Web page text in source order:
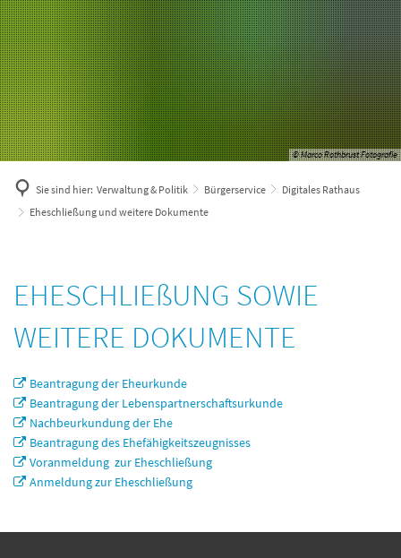
© Marco Rothbrust Fotografie
Sie sind hier: Verwaltung & Politik Bürgerservice
Digitales Rathaus
Eheschließung und weitere Dokumente
Eheschließung
und
weitere
Dokumente
EHESCHLIEßUNG SOWIE
WEITERE DOKUMENTE
Beantragung der Eheurkunde
Beantragung der Lebenspartnerschaftsurkunde
Nachbeurkundung der Ehe
Beantragung des Ehefähigkeitszeugnisses
Voranmeldung zur Eheschließung
Anmeldung zur Eheschließung